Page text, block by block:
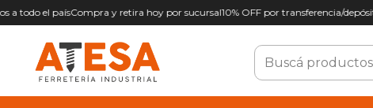
a todo el paísCompra y retira hoy por sucursal10% OFF por transferencia/